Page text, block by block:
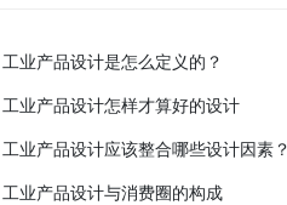
工业产品设计是怎么定义的？
工业产品设计怎样才算好的设计
工业产品设计应该整合哪些设计因素
工业产品设计与消费圈的构成